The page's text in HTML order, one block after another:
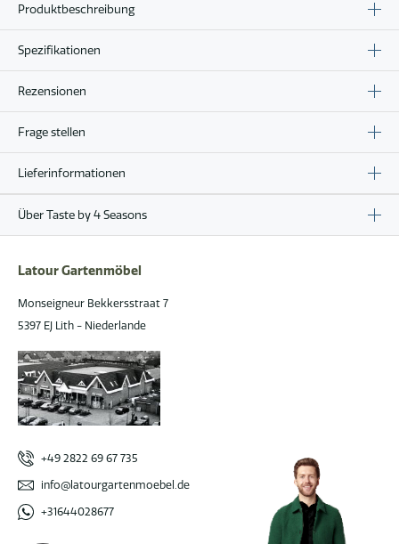
Produktbeschreibung
Spezifikationen
Rezensionen
Frage stellen
Lieferinformationen
Über Taste by 4 Seasons
Latour Gartenmöbel
Monseigneur Bekkersstraat 7
5397 EJ Lith - Niederlande
+49 2822 69 67 735
info@latourgartenmoebel.de
+31644028677